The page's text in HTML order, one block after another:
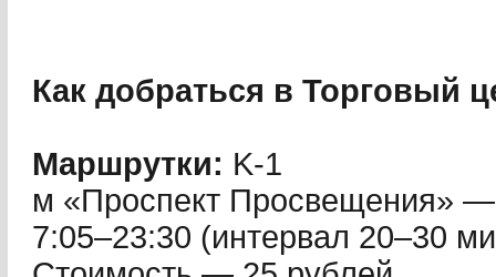
Как добраться в Торговый
Маршрутки: K-1
м «Проспект Просвещения»
7:05–23:30 (интервал 20–30